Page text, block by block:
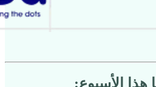
هذا الأسبوع: